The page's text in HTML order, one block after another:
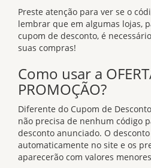
Preste atenção para ver se o
lembrar que em algumas lojas,
cupom de desconto, é
suas compras!
Como usar a
PROMOÇÃO?
Diferente do Cupom de
não precisa de nenhum código
desconto anunciado. O
automaticamente no site e os
aparecerão com valores